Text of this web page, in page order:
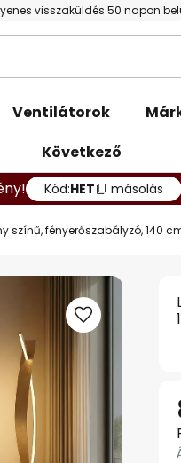
visszaküldés 50 napon
Ventilátorok
Következő
Kód:HET másolás
színű, fényerőszabályzó, 140